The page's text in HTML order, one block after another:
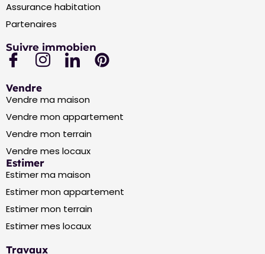
Assurance habitation
Partenaires
Suivre immobien
Vendre
Vendre ma maison
Vendre mon appartement
Vendre mon terrain
Vendre mes locaux
Estimer
Estimer ma maison
Estimer mon appartement
Estimer mon terrain
Estimer mes locaux
Travaux